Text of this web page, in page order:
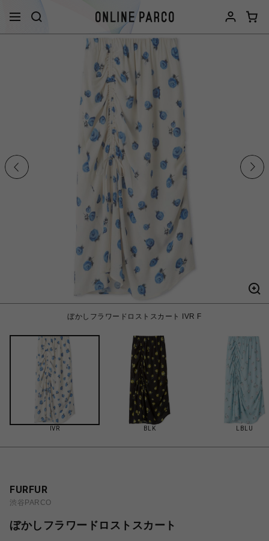
ぼかしフラワードロストスカート IVR F
IVR BLK LBLU
FURFUR
渋谷PARCO
ぼかしフラワードロストスカート